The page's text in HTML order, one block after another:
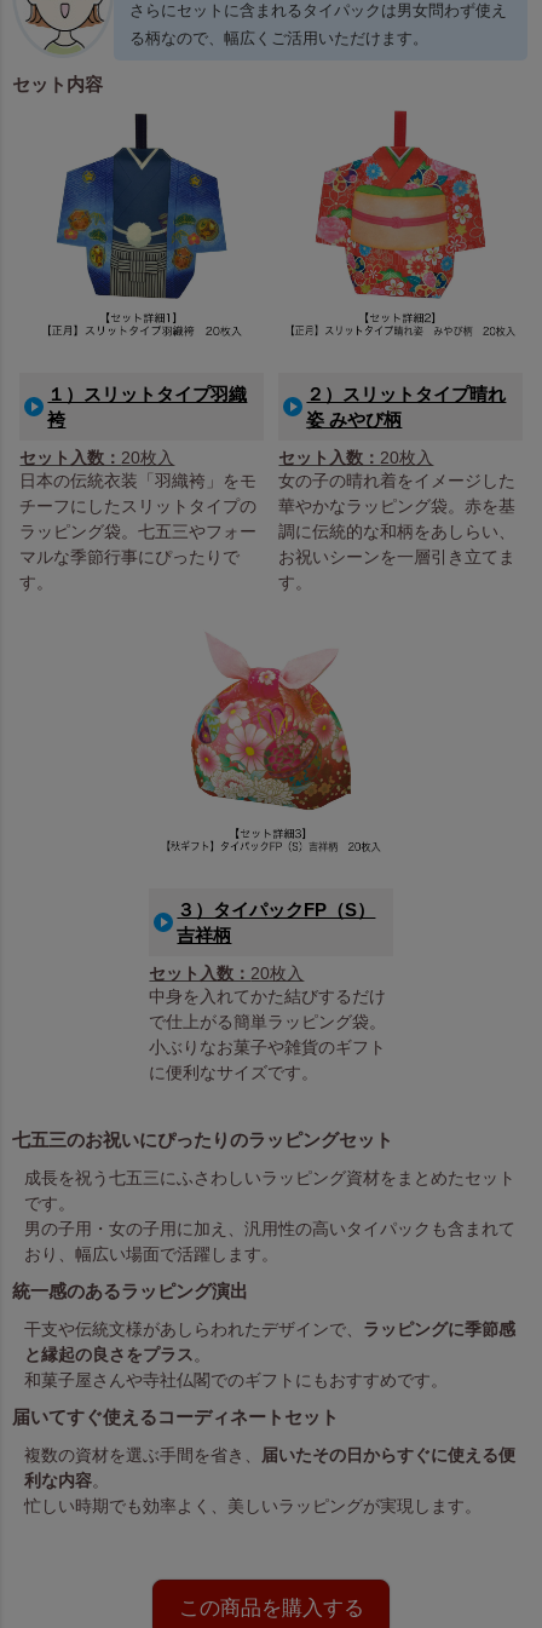
さらにセットに含まれるタイパックは男女問わず使え
る柄なので、幅広くご活用いただけます。
セット内容
１）スリットタイプ羽織
袴
セット入数： 20枚入
日本の伝統衣装「羽織袴」をモ
チーフにしたスリットタイプの
ラッピング袋。七五三やフォー
マルな季節行事にぴったりで
す。
２）スリットタイプ晴れ
姿 みやび柄
セット入数： 20枚入
女の子の晴れ着をイメージした
華やかなラッピング袋。赤を基
調に伝統的な和柄をあしらい、
お祝いシーンを一層引き立てま
す。
３）タイパックFP（S）
吉祥柄
セット入数： 20枚入
中身を入れてかた結びするだけ
で仕上がる簡単ラッピング袋。
小ぶりなお菓子や雑貨のギフト
に便利なサイズです。
七五三のお祝いにぴったりのラッピングセット
成長を祝う七五三にふさわしいラッピング資材をまとめたセット
です。
男の子用・女の子用に加え、汎用性の高いタイパックも含まれて
おり、幅広い場面で活躍します。
統一感のあるラッピング演出
干支や伝統文様があしらわれたデザインで、 ラッピングに季節感
と縁起の良さをプラス 。
和菓子屋さんや寺社仏閣でのギフトにもおすすめです。
届いてすぐ使えるコーディネートセット
複数の資材を選ぶ手間を省き、
届いたその日からすぐに使える便
利な内容。
忙しい時期でも効率よく、美しいラッピングが実現します。
この商品を購入する